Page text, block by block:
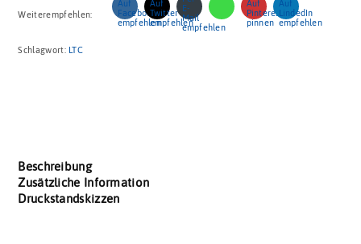
Weiterempfehlen:
Schlagwort: LTC
Beschreibung
Zusätzliche Information
Druckstandskizzen